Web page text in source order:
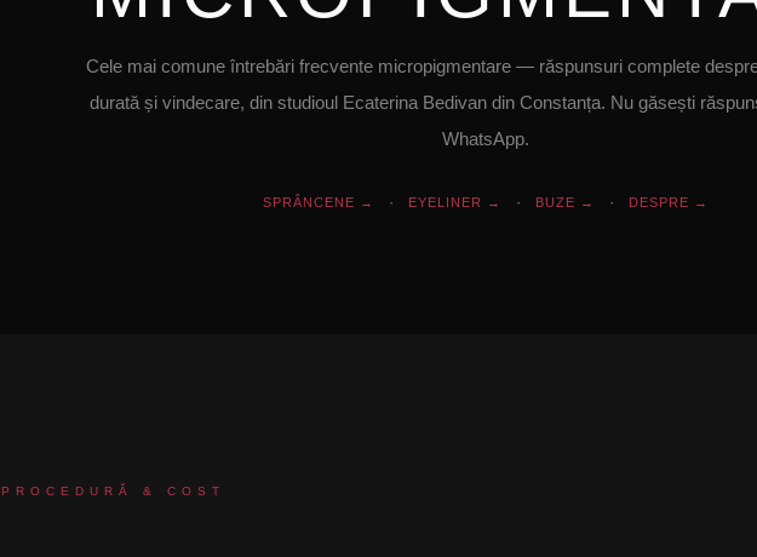
Cele mai comune întrebări frecvente micropigmentare — răspunsuri complete
durată și vindecare, din studioul Ecaterina Bedivan din Constanța. Nu găsești
WhatsApp.
SPRÂNCENE → · EYELINER → · BUZE → · DESPRE →
PROCEDURĂ & COST